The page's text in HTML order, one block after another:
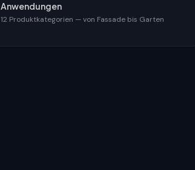
Anwendungen
12 Produktkategorien — von Fassade bis Garten